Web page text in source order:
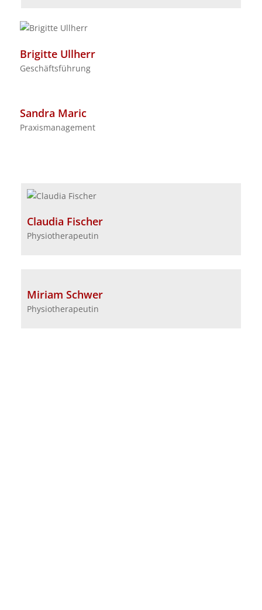
Brigitte Ullherr
Geschäftsführung
Sandra Maric
Praxismanagement
Claudia Fischer
Physiotherapeutin
Miriam Schwer
Physiotherapeutin